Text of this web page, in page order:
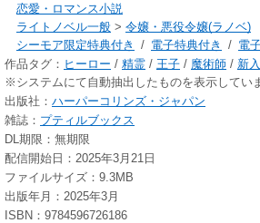
恋愛・ロマンス小説
ライトノベル一般 > 令嬢・悪役令嬢(ラノベ)
シーモア限定特典付き
/ 電子特典付き / 電
作品タグ： ヒーロー / 精霊 / 王子 / 魔術師 / 新
※システムにて自動抽出したものを表示してい
出版社： ハーパーコリンズ・ジャパン
雑誌： プティルブックス
DL期限：無期限
配信開始日：2025年3月21日
ファイルサイズ：9.3MB
出版年月：2025年3月
ISBN：9784596726186